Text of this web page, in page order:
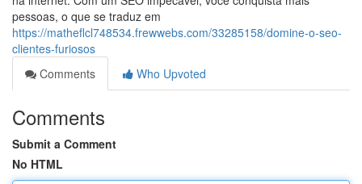
pessoas, o que se traduz em
https://matheflcl748534.frewwebs.com/33285158/domine-o-seo-
clientes-furiosos
Comments
Who Upvoted
Comments
Submit a Comment
No HTML